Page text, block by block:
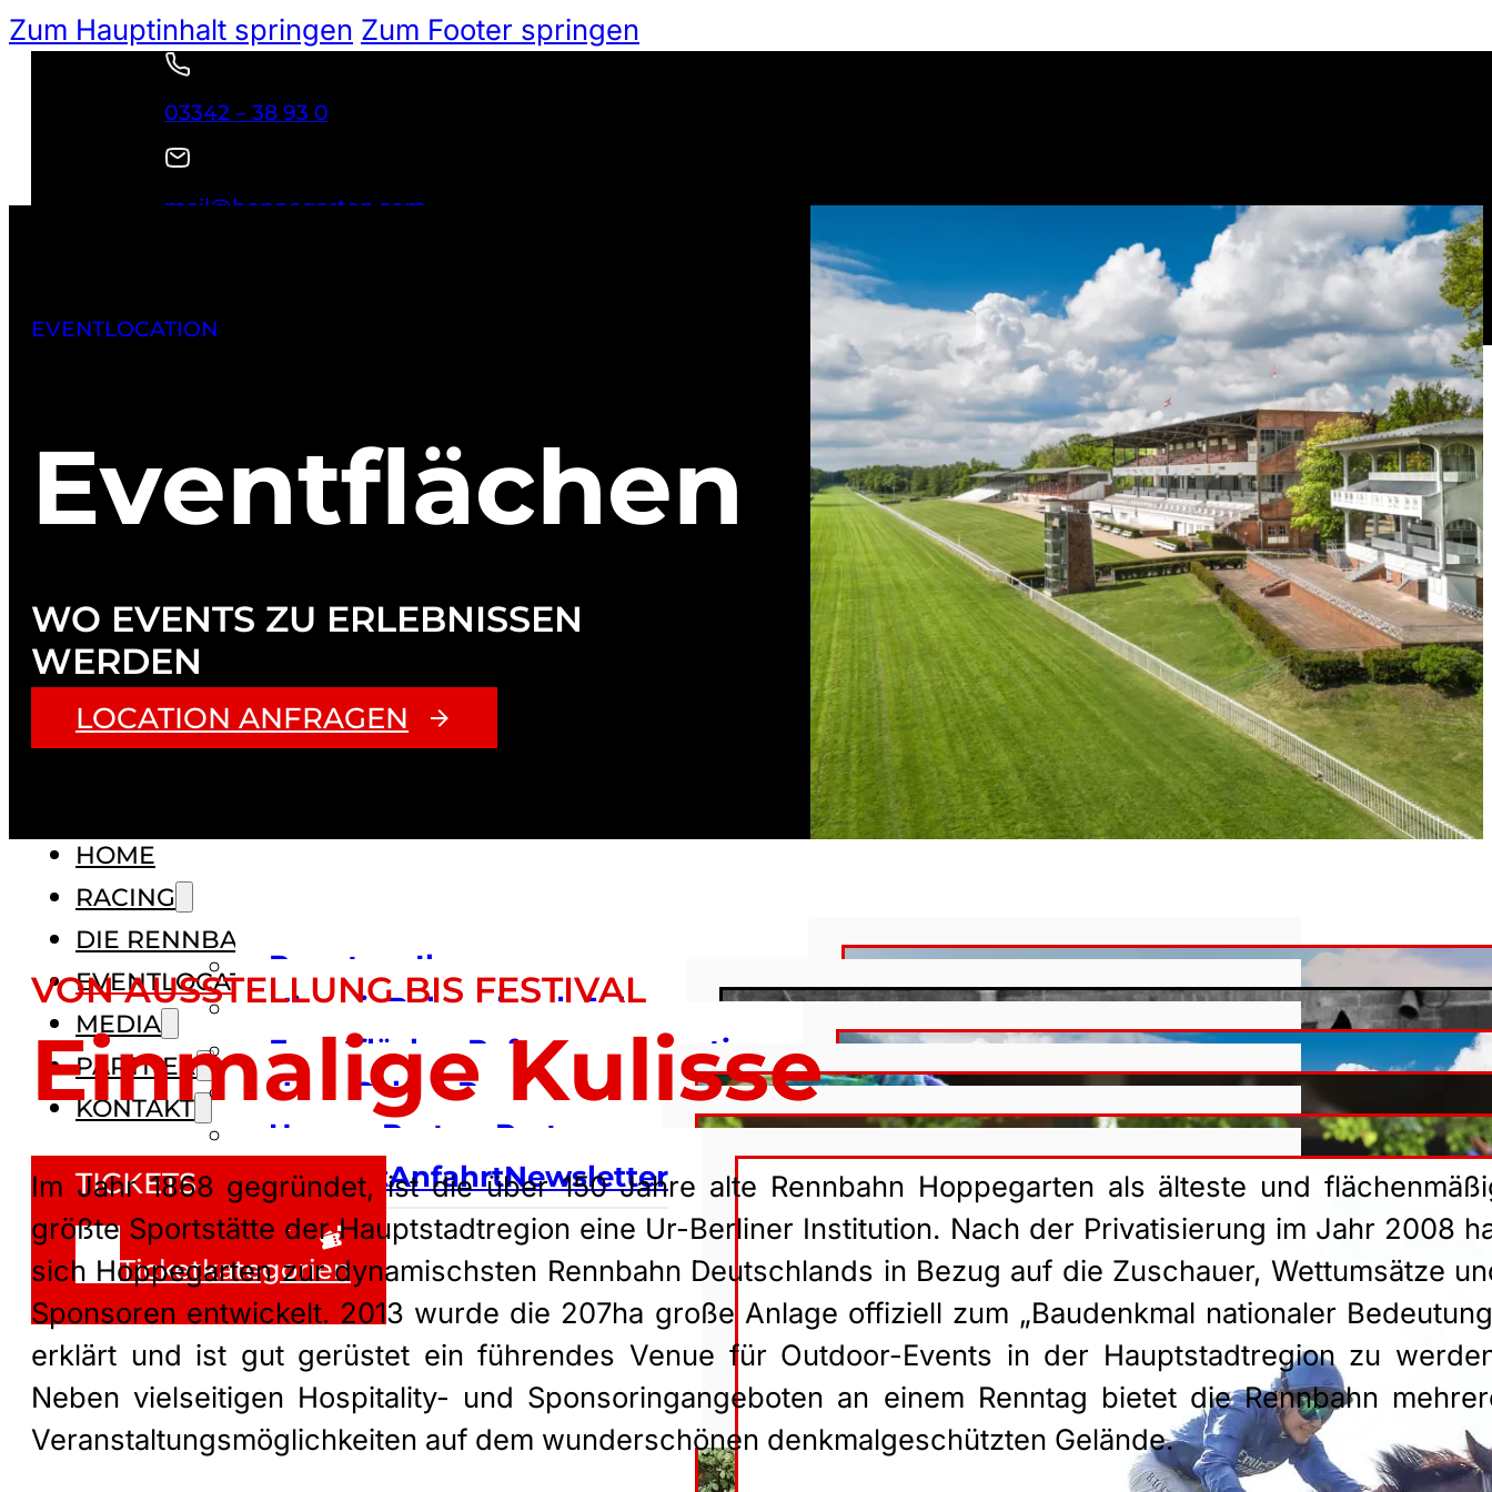
Zum Hauptinhalt springen Zum Footer springen
03342 – 38 93 0
mail@hoppegarten.com
Suchen
HOME
RACING
Renntage Ihr
BesuchWetten Racing
InternationalDie großen
RennenTrainingszentraleTierwohl
DIE RENNBAHN
HistorieBahnrekordeJobs
EVENTLOCATION
EventflächenReferenzen
Location
anfragenKommende Events
MEDIA
NewsGaleriePresse
PARTNER
Unsere Partner Partner
werden Renn-Klub
KONTAKT
KontaktAnfahrtNewsletter
TICKETS
Zum Ticketshop
Ticketkategorien
EVENTLOCATION
Eventflächen
WO EVENTS ZU ERLEBNISSEN
WERDEN
LOCATION ANFRAGEN
VON AUSSTELLUNG BIS FESTIVAL
Einmalige Kulisse
Im Jahr 1868 gegründet, ist die über 150 Jahre alte Rennbahn Hoppegarten als älteste und
größte Sportstätte der Hauptstadtregion eine Ur-Berliner Institution. Nach der Privatisierung im Jahr 2008
sich Hoppegarten zur dynamischsten Rennbahn Deutschlands in Bezug auf die Zuschauer, Wettumsätze
Sponsoren entwickelt. 2013 wurde die 207ha große Anlage offiziell zum „Baudenkmal nationaler
erklärt und ist gut gerüstet ein führendes Venue für Outdoor-Events in der Hauptstadtregion zu
Neben vielseitigen Hospitality- und Sponsoringangeboten an einem Renntag bietet die Rennbahn
Veranstaltungsmöglichkeiten auf dem wunderschönen denkmalgeschützten Gelände.